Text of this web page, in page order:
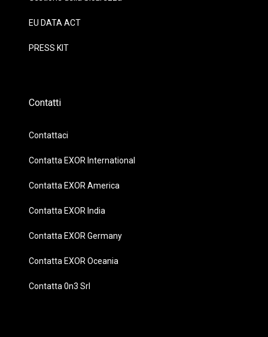
EU DATA ACT
PRESS KIT
Contatti
Contattaci
Contatta EXOR International
Contatta EXOR America
Contatta EXOR India
Contatta EXOR Germany
Contatta EXOR Oceania
Contatta 0n3 Srl